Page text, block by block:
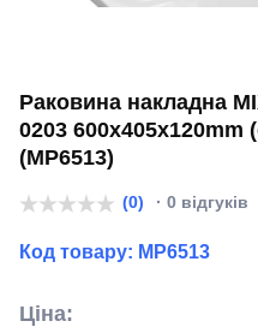
Раковина накладна
0203 600х405х120mm
(MP6513)
(0) · 0 відгуків
Код товару: MP6513
Ціна: